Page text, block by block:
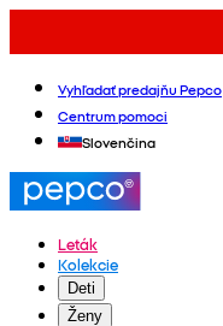
Vyhľadať predajňu Pepco
Centrum pomoci
Slovenčina
Leták
Kolekcie
Deti
Ženy